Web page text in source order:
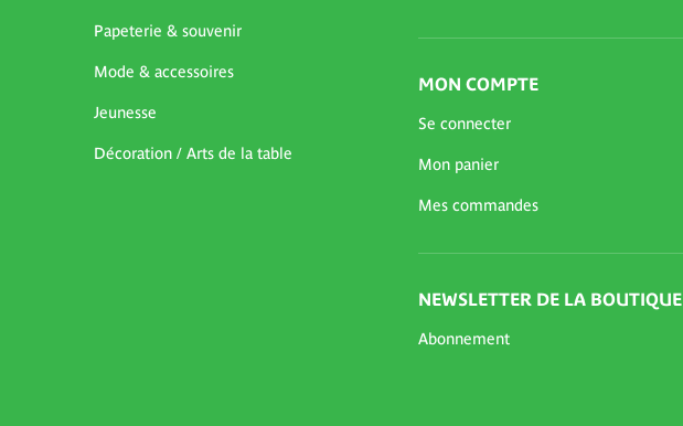
Papeterie & souvenir
Mode & accessoires
Jeunesse
Décoration / Arts de la table
MON COMPTE
Se connecter
Mon panier
Mes commandes
NEWSLETTER DE LA BOUTIQUE
Abonnement